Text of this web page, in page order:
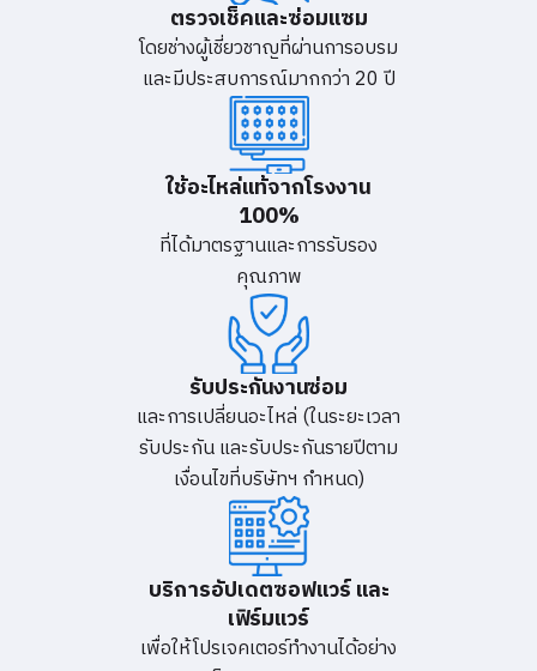
ตรวจเช็คและซ่อมแซม
โดยช่างผู้เชี่ยวชาญที่ผ่านการอบรม
และมีประสบการณ์มากกว่า 20 ปี
ใช้อะไหล่แท้จากโรงงาน
100%
ที่ได้มาตรฐานและการรับรอง
คุณภาพ
รับประกันงานซ่อม
และการเปลี่ยนอะไหล่ (ในระยะเวลา
รับประกัน และรับประกันรายปีตาม
เงื่อนไขที่บริษัทฯ กำหนด)
บริการอัปเดตซอฟแวร์ และ
เฟิร์มแวร์
เพื่อให้โปรเจคเตอร์ทำงานได้อย่าง